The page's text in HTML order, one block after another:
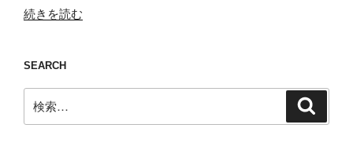
“袖
し
た
瞬
間
続きを読む
SEARCH
索: